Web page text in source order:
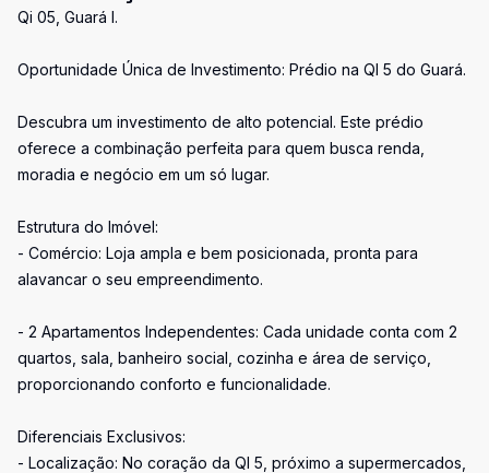
Qi 05, Guará I.
Oportunidade Única de Investimento: Prédio na QI 5 do Guará.
Descubra um investimento de alto potencial. Este prédio
oferece a combinação perfeita para quem busca renda,
moradia e negócio em um só lugar.
Estrutura do Imóvel:
- Comércio: Loja ampla e bem posicionada, pronta para
alavancar o seu empreendimento.
- 2 Apartamentos Independentes: Cada unidade conta com 2
quartos, sala, banheiro social, cozinha e área de serviço,
proporcionando conforto e funcionalidade.
Diferenciais Exclusivos:
- Localização: No coração da QI 5, próximo a supermercados,